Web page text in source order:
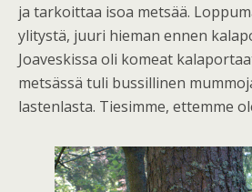
ja tarkoittaa isoa metsää.
ylitystä, juuri hieman ennen
Joaveskissa oli komeat
metsässä tuli bussillinen
lastenlasta. Tiesimme, ettemme